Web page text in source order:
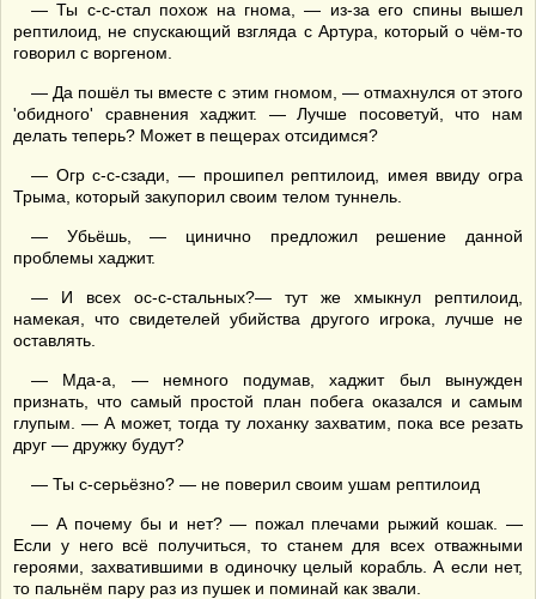
— Ты с-с-стал похож на гнома, — из-за его спины вышел
рептилоид, не спускающий взгляда с Артура, который о чём-то
говорил с воргеном.
— Да пошёл ты вместе с этим гномом, — отмахнулся от этого
'обидного' сравнения хаджит. — Лучше посоветуй, что нам
делать теперь? Может в пещерах отсидимся?
— Огр с-с-сзади, — прошипел рептилоид, имея ввиду огра
Трыма, который закупорил своим телом туннель.
— Убьёшь, — цинично предложил решение данной
проблемы хаджит.
— И всех ос-с-стальных?— тут же хмыкнул рептилоид,
намекая, что свидетелей убийства другого игрока, лучше не
оставлять.
— Мда-а, — немного подумав, хаджит был вынужден
признать, что самый простой план побега оказался и самым
глупым. — А может, тогда ту лоханку захватим, пока все резать
друг — дружку будут?
— Ты с-серьёзно? — не поверил своим ушам рептилоид
— А почему бы и нет? — пожал плечами рыжий кошак. —
Если у него всё получиться, то станем для всех отважными
героями, захватившими в одиночку целый корабль. А если нет,
то пальнём пару раз из пушек и поминай как звали.